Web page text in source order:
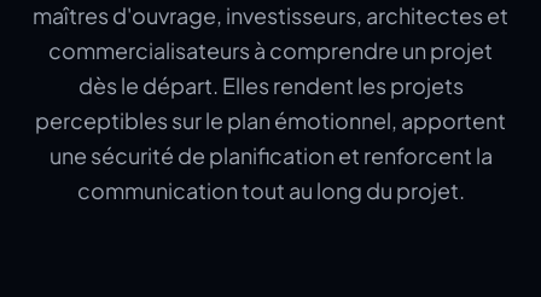
maîtres d'ouvrage, investisseurs, architectes et
commercialisateurs à comprendre un projet
dès le départ. Elles rendent les projets
perceptibles sur le plan émotionnel, apportent
une sécurité de planification et renforcent la
communication tout au long du projet.